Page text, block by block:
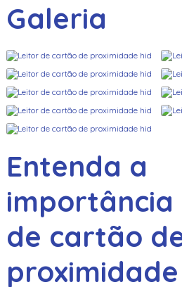
Galeria
Entenda a
importância
de cartão